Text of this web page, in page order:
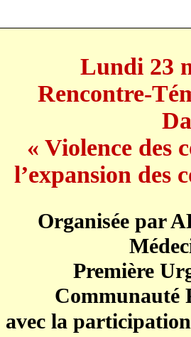
Lundi 23
Rencontre-
« Violence des
l’expansion des
Organisée par
Première
Communauté
avec la